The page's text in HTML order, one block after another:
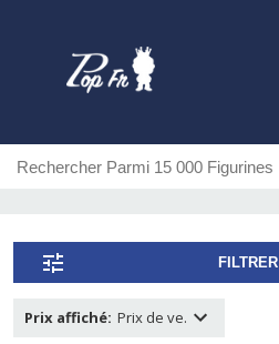
FILTRER
Prix affiché: Prix de ve.